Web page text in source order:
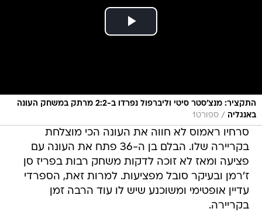
התקציר: מנצ'סטר סיטי וליברפול נפרדו ב-2:2 מרתק במשחק העונה
באנגליה / ספורט1
סרחיו ראמוס לא חווה את העונה הכי מוצלחת
בקריירה שלו. הבלם בן ה-36 פתח את העונה עם
פציעה ומאז לא זוכה לדקות משחק רבות בפריז סן
ז'רמן ובעיקר סובל מפציעות. למרות זאת, הספרדי
עדיין אופטימי ומשוכנע שיש לו עוד הרבה זמן
בקריירה.